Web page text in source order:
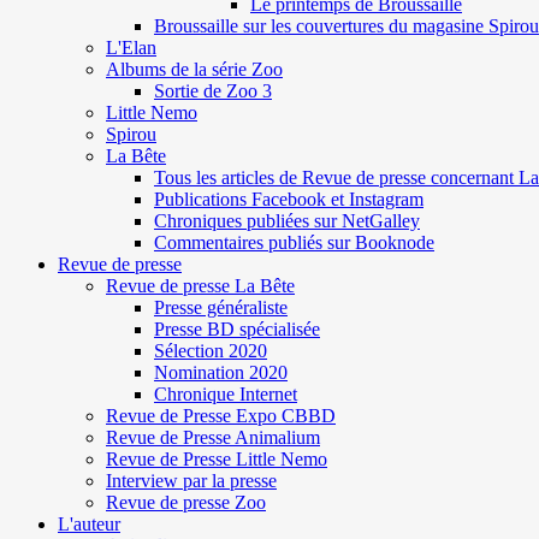
Broussaille sur les couvertures du magasine Spirou
L'Elan
Albums de la série Zoo
Sortie de Zoo 3
Little Nemo
Spirou
La Bête
Tous les articles de Revue de presse concernant
Publications Facebook et Instagram
Chroniques publiées sur NetGalley
Commentaires publiés sur Booknode
Revue de presse
Revue de presse La Bête
Presse généraliste
Presse BD spécialisée
Sélection 2020
Nomination 2020
Chronique Internet
Revue de Presse Expo CBBD
Revue de Presse Animalium
Revue de Presse Little Nemo
Interview par la presse
Revue de presse Zoo
L'auteur